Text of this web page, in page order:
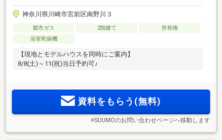
神奈川県川崎市宮前区南野川３
都市ガス 2階建て
所有権
浴室乾燥機
【現地とモデルハウスを同時にご案内】
8/8(土)～11(祝)当日予約可♪
資料をもらう(無料)
※SUUMOのお問い合わせページへ移動します